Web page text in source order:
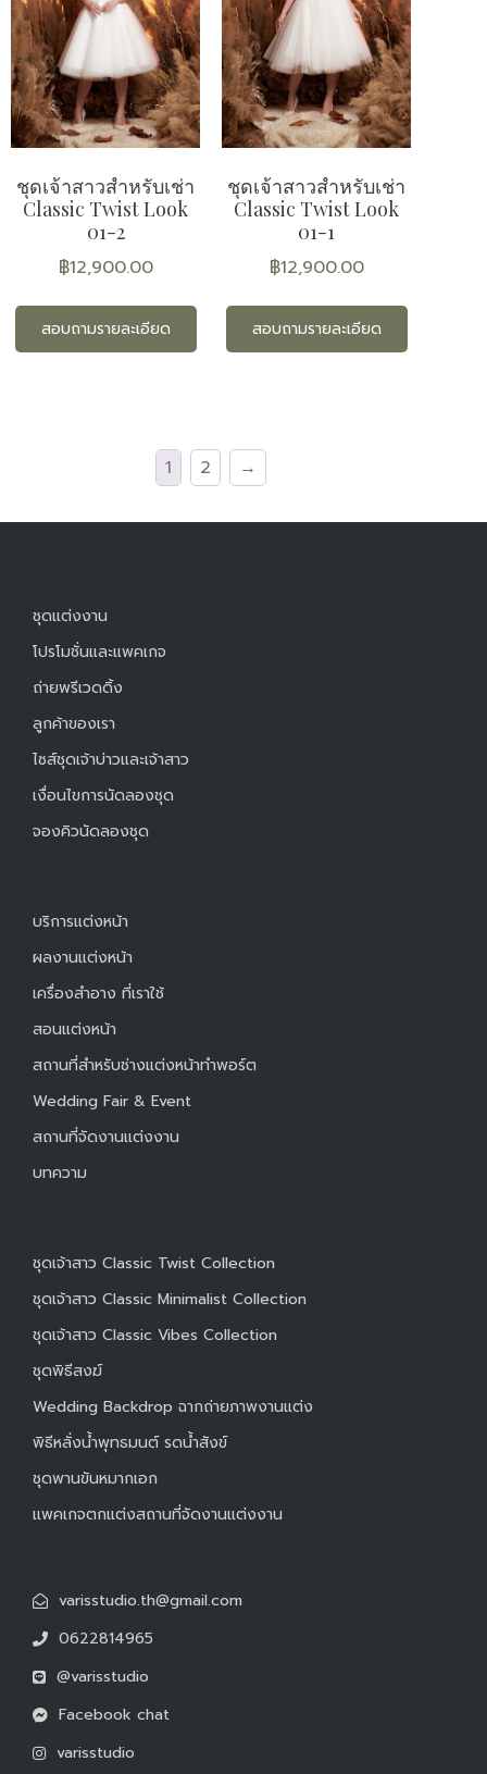
ชุดเจ้าสาวสำหรับเช่า
Classic Twist Look
01-2
฿12,900.00
สอบถามรายละเอียด
ชุดเจ้าสาวสำหรับเช่า
Classic Twist Look
01-1
฿12,900.00
สอบถามรายละเอียด
1 2 →
ชุดแต่งงาน
โปรโมชั่นและแพคเกจ
ถ่ายพรีเวดดิ้ง
ลูกค้าของเรา
ไซส์ชุดเจ้าบ่าวและเจ้าสาว
เงื่อนไขการนัดลองชุด
จองคิวนัดลองชุด
บริการแต่งหน้า
ผลงานแต่งหน้า
เครื่องสำอาง ที่เราใช้
สอนแต่งหน้า
สถานที่สำหรับช่างแต่งหน้าทำพอร์ต
Wedding Fair & Event
สถานที่จัดงานแต่งงาน
บทความ
ชุดเจ้าสาว Classic Twist Collection
ชุดเจ้าสาว Classic Minimalist Collection
ชุดเจ้าสาว Classic Vibes Collection
ชุดพิธีสงฆ์
Wedding Backdrop ฉากถ่ายภาพงานแต่ง
พิธีหลั่งน้ำพุทธมนต์ รดน้ำสังข์
ชุดพานขันหมากเอก
แพคเกจตกแต่งสถานที่จัดงานแต่งงาน
varisstudio.th@gmail.com
0622814965
@varisstudio
Facebook chat
varisstudio